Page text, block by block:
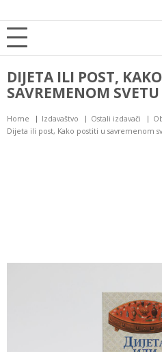
DIJETA ILI POST,
SAVREMENOM SVETU
Home Izdavaštvo Ostali izdavači
Dijeta ili post, Kako postiti u savremenom